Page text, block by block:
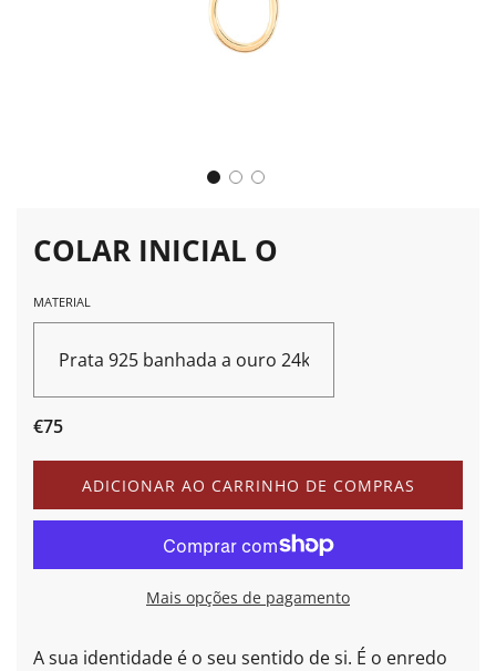
COLAR INICIAL O
MATERIAL
Prata 925 banhada a ouro 24k
Preço
Preço
€75
A
C
A
R
R
ADICIONAR AO CARRINHO DE COMPRAS
Mais opções de pagamento
A sua identidade é o seu sentido de si. É o enredo